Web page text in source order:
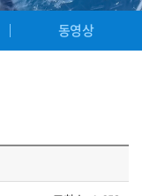
동영상